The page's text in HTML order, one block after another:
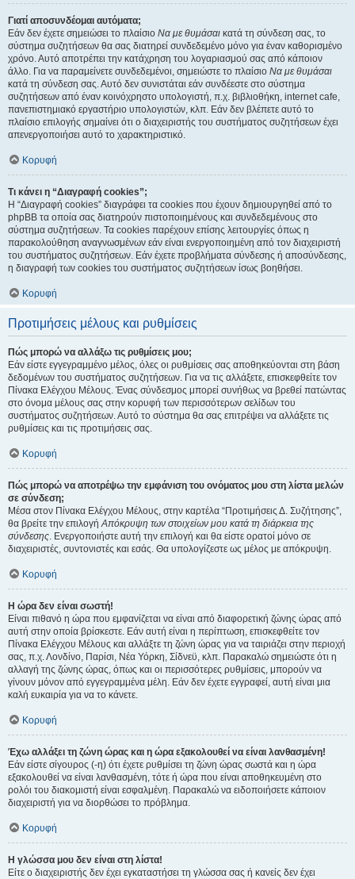
Γιατί αποσυνδέομαι αυτόματα;
Εάν δεν έχετε σημειώσει το πλαίσιο Να με θυμάσαι κατά τη σύνδεση σας, το
σύστημα συζητήσεων θα σας διατηρεί συνδεδεμένο μόνο για έναν καθορισμένο
χρόνο. Αυτό αποτρέπει την κατάχρηση του λογαριασμού σας από κάποιον
άλλο. Για να παραμείνετε συνδεδεμένοι, σημειώστε το πλαίσιο Να με θυμάσαι
κατά τη σύνδεση σας. Αυτό δεν συνιστάται εάν συνδέεστε στο σύστημα
συζητήσεων από έναν κοινόχρηστο υπολογιστή, π.χ. βιβλιοθήκη, internet cafe,
πανεπιστημιακό εργαστήριο υπολογιστών, κλπ. Εάν δεν βλέπετε αυτό το
πλαίσιο επιλογής σημαίνει ότι ο διαχειριστής του συστήματος συζητήσεων έχει
απενεργοποιήσει αυτό το χαρακτηριστικό.
Κορυφή
Τι κάνει η “Διαγραφή cookies”;
Η “Διαγραφή cookies” διαγράφει τα cookies που έχουν δημιουργηθεί από το
phpBB τα οποία σας διατηρούν πιστοποιημένους και συνδεδεμένους στο
σύστημα συζητήσεων. Τα cookies παρέχουν επίσης λειτουργίες όπως η
παρακολούθηση αναγνωσμένων εάν είναι ενεργοποιημένη από τον διαχειριστή
του συστήματος συζητήσεων. Εάν έχετε προβλήματα σύνδεσης ή αποσύνδεσης,
η διαγραφή των cookies του συστήματος συζητήσεων ίσως βοηθήσει.
Κορυφή
Προτιμήσεις μέλους και ρυθμίσεις
Πώς μπορώ να αλλάξω τις ρυθμίσεις μου;
Εάν είστε εγγεγραμμένο μέλος, όλες οι ρυθμίσεις σας αποθηκεύονται στη βάση
δεδομένων του συστήματος συζητήσεων. Για να τις αλλάξετε, επισκεφθείτε τον
Πίνακα Ελέγχου Μέλους. Ένας σύνδεσμος μπορεί συνήθως να βρεθεί πατώντας
στο όνομα μέλους σας στην κορυφή των περισσότερων σελίδων του
συστήματος συζητήσεων. Αυτό το σύστημα θα σας επιτρέψει να αλλάξετε τις
ρυθμίσεις και τις προτιμήσεις σας.
Κορυφή
Πώς μπορώ να αποτρέψω την εμφάνιση του ονόματος μου στη λίστα μελών
σε σύνδεση;
Μέσα στον Πίνακα Ελέγχου Μέλους, στην καρτέλα “Προτιμήσεις Δ. Συζήτησης”,
θα βρείτε την επιλογήΑπόκρυψη των στοιχείων μου κατά τη διάρκεια της
σύνδεσης. Ενεργοποιήστε αυτή την επιλογή και θα είστε ορατοί μόνο σε
διαχειριστές, συντονιστές και εσάς. Θα υπολογίζεστε ως μέλος με απόκρυψη.
Κορυφή
Η ώρα δεν είναι σωστή!
Είναι πιθανό η ώρα που εμφανίζεται να είναι από διαφορετική ζώνης ώρας από
αυτή στην οποία βρίσκεστε. Εάν αυτή είναι η περίπτωση, επισκεφθείτε τον
Πίνακα Ελέγχου Μέλους και αλλάξτε τη ζώνη ώρας για να ταιριάζει στην περιοχή
σας, π.χ. Λονδίνο, Παρίσι, Νέα Υόρκη, Σίδνεϋ, κλπ. Παρακαλώ σημειώστε ότι η
αλλαγή της ζώνης ώρας, όπως και οι περισσότερες ρυθμίσεις, μπορούν να
γίνουν μόνον από εγγεγραμμένα μέλη. Εάν δεν έχετε εγγραφεί, αυτή είναι μια
καλή ευκαιρία για να το κάνετε.
Κορυφή
Έχω αλλάξει τη ζώνη ώρας και η ώρα εξακολουθεί να είναι λανθασμένη!
Εάν είστε σίγουρος (-η) ότι έχετε ρυθμίσει τη ζώνη ώρας σωστά και η ώρα
εξακολουθεί να είναι λανθασμένη, τότε ή ώρα που είναι αποθηκευμένη στο
ρολόι του διακομιστή είναι εσφαλμένη. Παρακαλώ να ειδοποιήσετε κάποιον
διαχειριστή για να διορθώσει το πρόβλημα.
Κορυφή
Η γλώσσα μου δεν είναι στη λίστα!
Είτε ο διαχειριστής δεν έχει εγκαταστήσει τη γλώσσα σας ή κανείς δεν έχει